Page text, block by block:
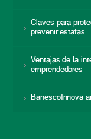
Claves para
prevenir estafas
Ventajas de la
emprendedores
BanescoInnova